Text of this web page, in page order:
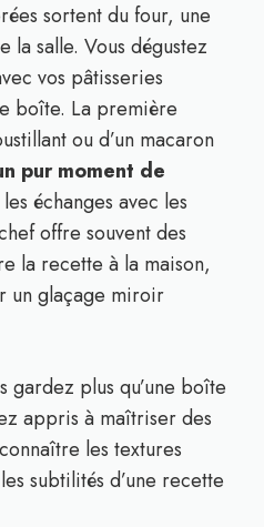
sortent du four, une
la salle. Vous dégustez
vos pâtisseries
boîte. La première
ou d’un macaron
pur moment de
échanges avec les
offre souvent des
la recette à la maison,
un glaçage miroir
gardez plus qu’une boîte
appris à maîtriser des
les textures
subtilités d’une recette